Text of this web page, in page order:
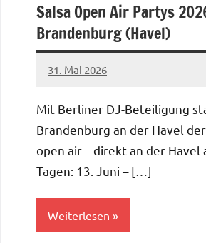
Salsa Open Air Partys
Brandenburg (Havel)
31. Mai 2026
Salsa-
Redaktion
Mit Berliner DJ-Beteiligung
Brandenburg an der Havel
open air – direkt an der Havel
Tagen: 13. Juni – […]
Weiterlesen